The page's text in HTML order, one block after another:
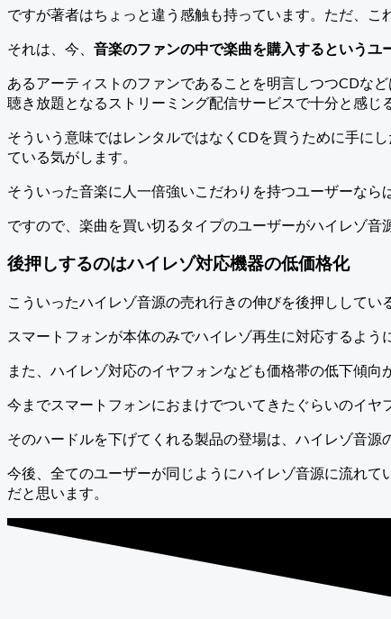
ですが著者はちょっと違う感触も持っています。ただ、こ
それは、今、 音楽のファンの中で楽曲を購入するという
あるアーティストのファンであることを明言しつつCDな
聴き放題となるストリーミング配信サービスで十分と感じ
そういう意味ではレンタルではなくCDを買うために手に
ている気がします。
そういった音楽に人一倍強いこだわりを持つユーザーなら
ですので、楽曲を買い切るタイプのユーザーがハイレゾ音
後押しするのはハイレゾ対応機器の低価格化
こういったハイレゾ音源の売れ行きの伸びを後押ししてい
スマートフォンが本体のみでハイレゾ再生に対応するよ
また、ハイレゾ対応のイヤフォンなども価格帯の低下傾
今までスマートフォンにおまけでついてきたぐらいのイ
そのハードルを下げてくれる製品の登場は、ハイレゾ音源
今後、全てのユーザーが同じようにハイレゾ音源に流れて
だと思います。